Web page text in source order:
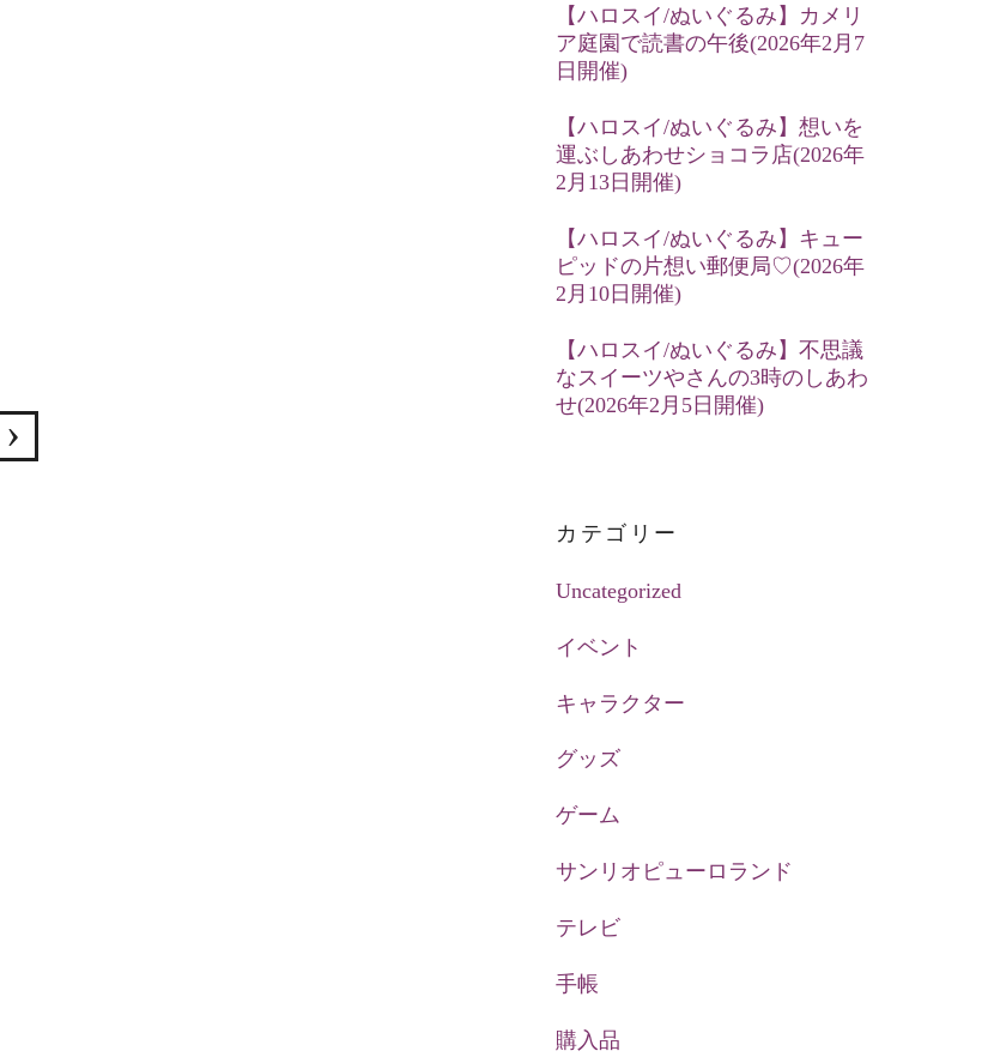
【ハロスイ/ぬいぐるみ】カメリ
ア庭園で読書の午後(2026年2月7
日開催)
【ハロスイ/ぬいぐるみ】想いを
運ぶしあわせショコラ店(2026年
2月13日開催)
【ハロスイ/ぬいぐるみ】キュー
ピッドの片想い郵便局♡(2026年
2月10日開催)
【ハロスイ/ぬいぐるみ】不思議
なスイーツやさんの3時のしあわ
せ(2026年2月5日開催)
カテゴリー
Uncategorized
イベント
キャラクター
グッズ
ゲーム
サンリオピューロランド
テレビ
手帳
購入品